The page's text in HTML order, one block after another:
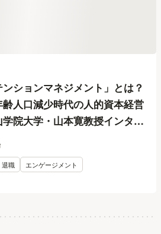
ンションマネジメント」とは？
人口減少時代の人的資本経営
学院大学・山本寛教授インタビ
退職 エンゲージメント